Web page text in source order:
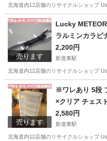
北海道内12店舗のリサイクルショップ
北海道 札幌市
売ります
Lucky
ラルミンカラビ
2,200円
新道東駅
北海道内12店舗のリサイクルショップ
北海道 札幌市 新道東駅 そ
売ります
※ワレあり 5段
×クリア チェス
たんす 衣替え
2,580円
新道東駅
北海道内12店舗のリサイクルショップ